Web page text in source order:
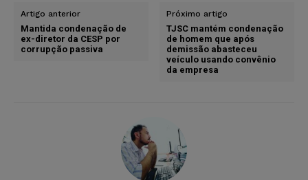
Artigo anterior
Mantida condenação de
ex-diretor da CESP por
corrupção passiva
Próximo artigo
TJSC mantém condenação
de homem que após
demissão abasteceu
veículo usando convênio
da empresa